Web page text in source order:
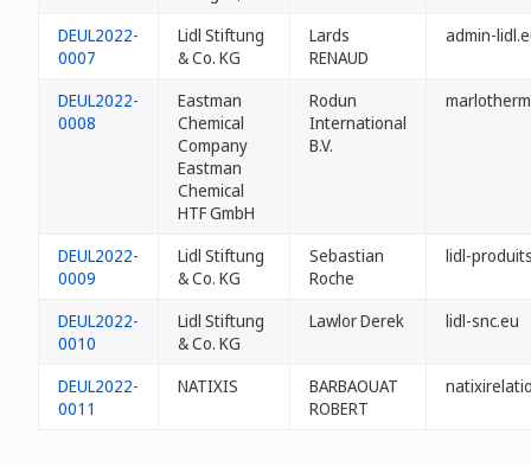
DEUL2022-
0007
Lidl Stiftung
& Co. KG
Lards
RENAUD
admin-
DEUL2022-
0008
Eastman
Chemical
Company
Eastman
Chemical
HTF GmbH
Rodun
International
B.V.
DEUL2022-
0009
Lidl Stiftung
& Co. KG
Sebastian
Roche
lidl-
DEUL2022-
0010
Lidl Stiftung
& Co. KG
Lawlor Derek lidl-snc.eu
DEUL2022-
0011
NATIXIS
BARBAOUAT
ROBERT